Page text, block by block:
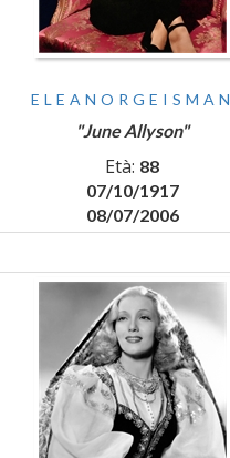
ELEANORGEISMAN
"June Allyson"
Età: 88
07/10/1917
08/07/2006